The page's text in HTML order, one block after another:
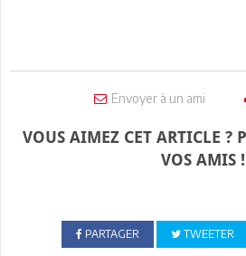
Envoyer à un ami
VOUS AIMEZ CET ARTICLE ?
VOS AMIS !
PARTAGER TWEETER